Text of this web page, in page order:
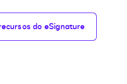
do eSignature